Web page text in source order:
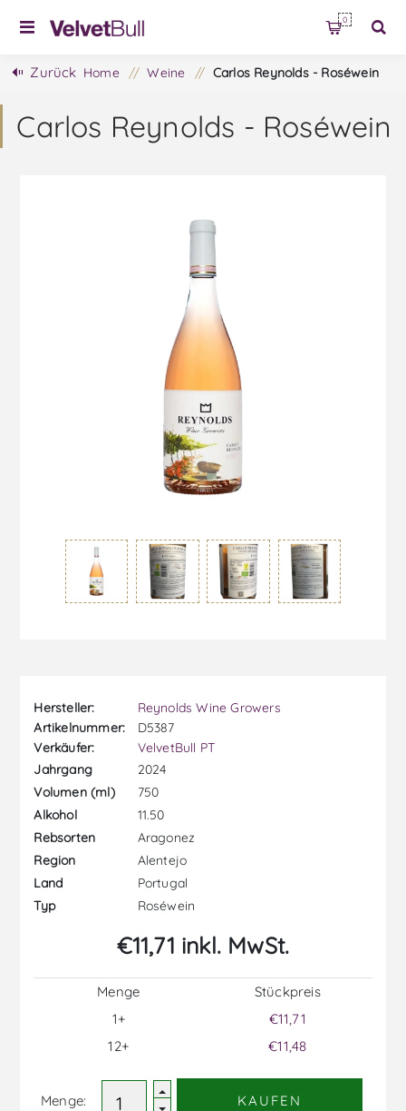
0
Zurück Home / Weine / Carlos Reynolds - Roséwein
Carlos Reynolds - Roséwein
Hersteller:
Reynolds Wine Growers
Artikelnummer:
D5387
Verkäufer:
VelvetBull PT
Jahrgang
2024
Volumen (ml)
750
Alkohol
11.50
Rebsorten
Aragonez
Region
Alentejo
Land
Portugal
Typ
Roséwein
€11,71 inkl. MwSt.
Menge
1+
12+
Stückpreis
€11,71
€11,48
Menge: KAUFEN